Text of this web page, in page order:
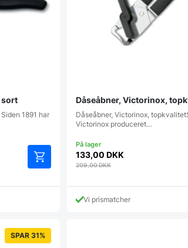
sort
1891 har
Dåseåbner, Victorinox,
Dåseåbner, Victorinox,
Victorinox produceret…
133,00DKK
209,00DKK
Vi prismatcher
SPAR 31%